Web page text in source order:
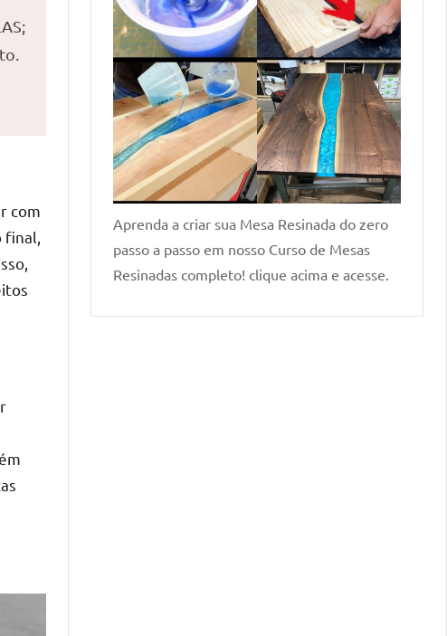
com
Aprenda a criar sua Mesa Resinada do zero
passo a passo em nosso Curso de Mesas
Resinadas completo! clique acima e acesse.